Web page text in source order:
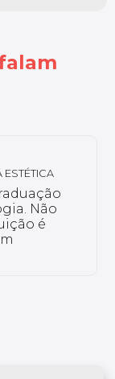
e
que eu
vai de
uma
aluno é